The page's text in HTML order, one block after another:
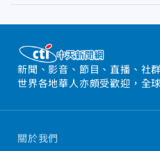
新聞、影音、節目、直播、社
世界各地華人亦頗受歡迎，全
關於我們